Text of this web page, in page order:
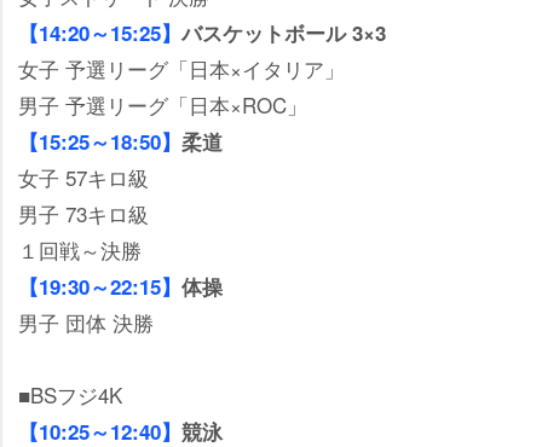
【14:20～15:25】バスケットボール 3×3
女子 予選リーグ「日本×イタリア」
男子 予選リーグ「日本×ROC」
【15:25～18:50】 柔道
女子 57キロ級
男子 73キロ級
１回戦～決勝
【19:30～22:15】 体操
男子 団体 決勝
■BSフジ4K
【10:25～12:40】 競泳